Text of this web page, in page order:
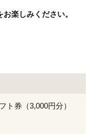
楽しみください。
ト券（3,000円分）